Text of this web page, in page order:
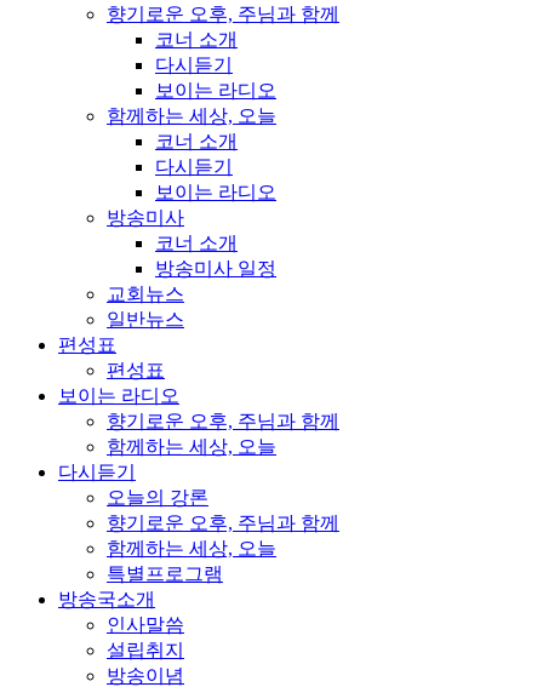
향기로운 오후, 주님과 함께
코너 소개
다시듣기
보이는 라디오
함께하는 세상, 오늘
코너 소개
다시듣기
보이는 라디오
방송미사
코너 소개
방송미사 일정
교회뉴스
일반뉴스
편성표
편성표
보이는 라디오
향기로운 오후, 주님과 함께
함께하는 세상, 오늘
다시듣기
오늘의 강론
향기로운 오후, 주님과 함께
함께하는 세상, 오늘
특별프로그램
방송국소개
인사말씀
설립취지
방송이념